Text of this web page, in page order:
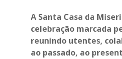
A Santa Casa da
celebração marcada
reunindo utentes,
ao passado, ao